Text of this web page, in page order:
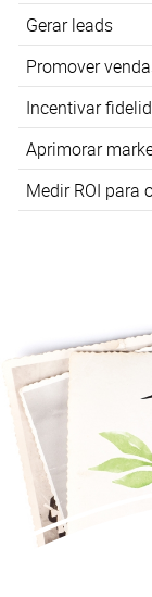
Gerar leads
Promover
Incentivar
Aprimorar
Medir ROI para